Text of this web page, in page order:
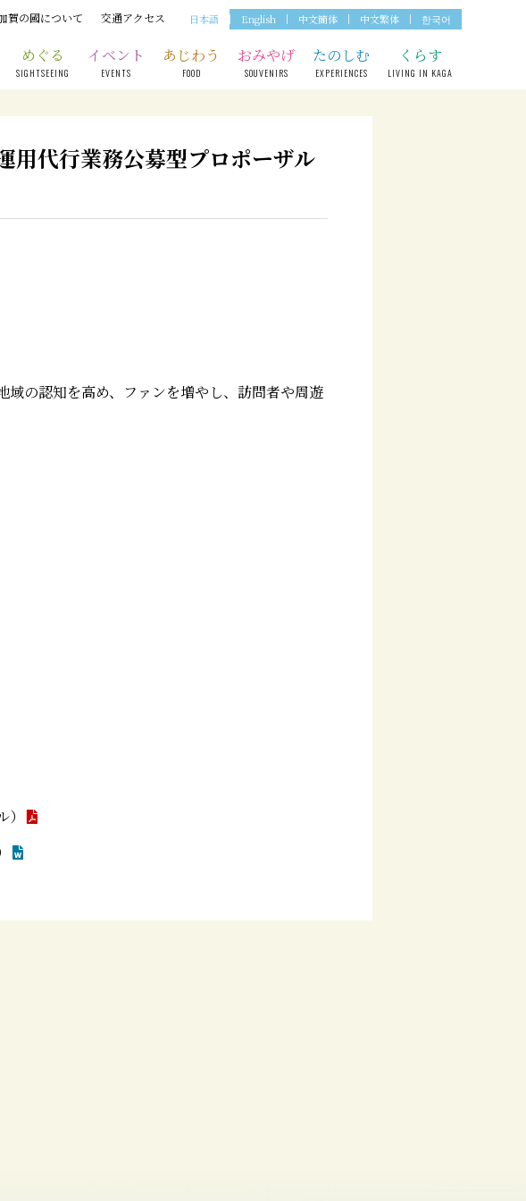
賀の國について 交通アクセス 日本語 English 中文簡体 中文繁体 한국어
めぐる
SIGHTSEEING
イベント
EVENTS
あじわう
FOOD
おみやげ
SOUVENIRS
たのしむ
EXPERIENCES
くらす
LIVING IN KAGA
用代行業務公募型プロポーザル
の認知を高め、ファンを増やし、訪問者や周遊